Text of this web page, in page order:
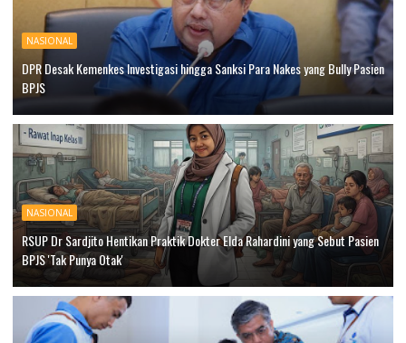
NASIONAL
DPR Desak Kemenkes Investigasi hingga Sanksi Para Nakes yang Bully Pasien
BPJS
NASIONAL
RSUP Dr Sardjito Hentikan Praktik Dokter Elda Rahardini yang Sebut Pasien
BPJS 'Tak Punya Otak'